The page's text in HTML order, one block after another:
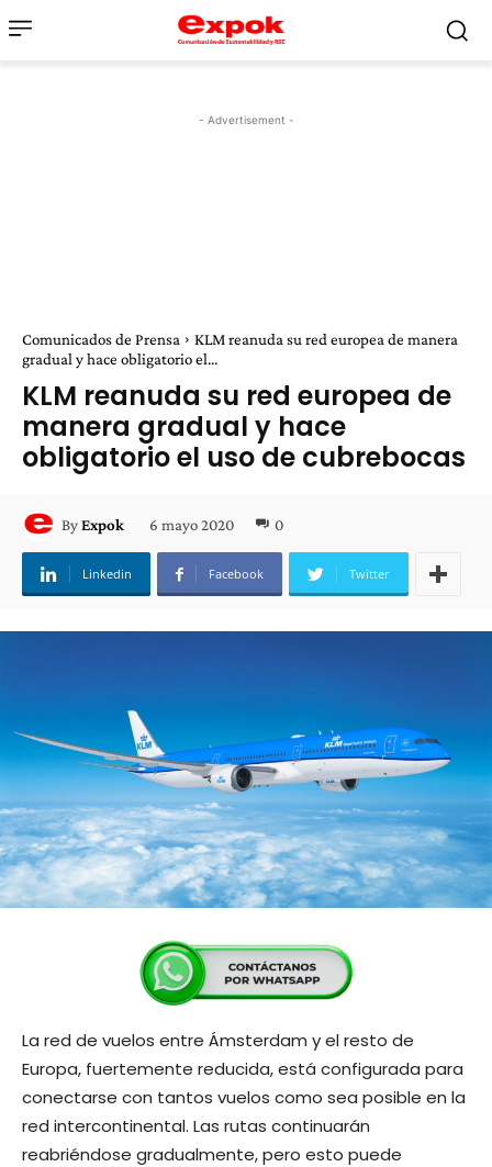
- Advertisement -
Comunicados de Prensa
KLM reanuda su red europea de manera
gradual y hace obligatorio el...
KLM reanuda su red europea de
manera gradual y hace
obligatorio el uso de cubrebocas
ByExpok 6 mayo 2020 0
Linkedin Facebook Twitter
La red de vuelos entre Ámsterdam y el resto de
Europa, fuertemente reducida, está configurada para
conectarse con tantos vuelos como sea posible en la
red intercontinental. Las rutas continuarán
reabriéndose gradualmente, pero esto puede